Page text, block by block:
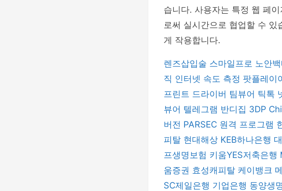
습니다. 사용자는 특정 웹 페
로써 실시간으로 협업할 수
게 작용합니다.
렌즈삽입술 스마일프로 노안
직 인터넷 속도 측정 팟플레이
프린트 드라이버 팀뷰어 틱톡
뷰어 텔레그램 반디집 3DP
버전 PARSEC 원격 프로그램
피탈 현대해상 KEB하나은행
프생명보험 키움YES저축은행
움증권 효성캐피탈 케이뱅크
SC제일은행 기업은행 동양생